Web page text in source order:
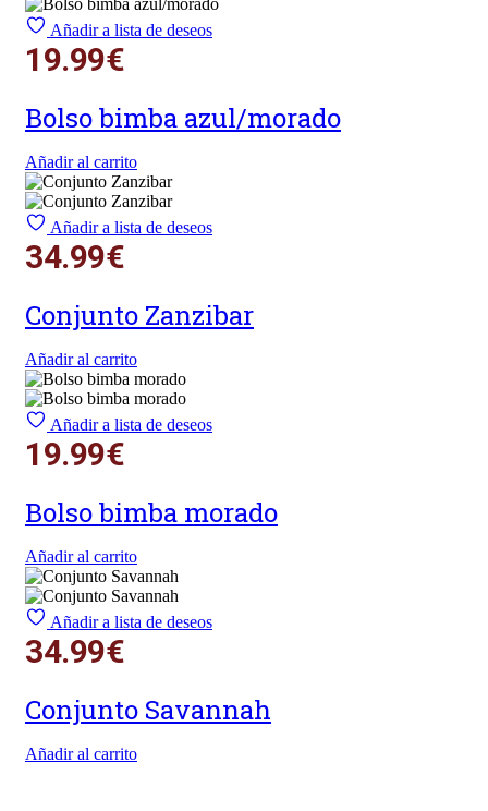
Añadir a lista de deseos
19.99€
Bolso bimba azul/morado
Añadir al carrito
Añadir a lista de deseos
34.99€
Conjunto Zanzibar
Añadir al carrito
Añadir a lista de deseos
19.99€
Bolso bimba morado
Añadir al carrito
Añadir a lista de deseos
34.99€
Conjunto Savannah
Añadir al carrito